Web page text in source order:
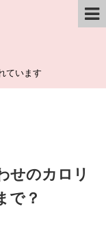
ています
せのカロリ
で？